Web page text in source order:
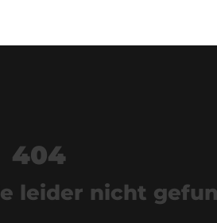
404
leider nicht